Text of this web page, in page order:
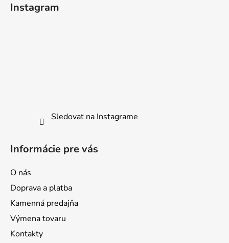
Instagram
Sledovať na Instagrame
Informácie pre vás
O nás
Doprava a platba
Kamenná predajňa
Výmena tovaru
Kontakty